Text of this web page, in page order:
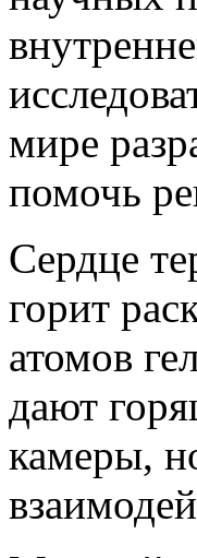
мире
помочь
Сердце
горит
атомов
дают
камеры,